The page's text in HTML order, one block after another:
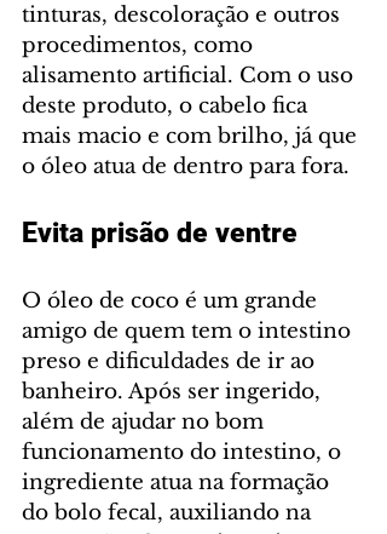
tinturas, descoloração e outros
procedimentos, como
alisamento artificial. Com o uso
deste produto, o cabelo fica
mais macio e com brilho, já que
o óleo atua de dentro para fora.
Evita prisão de ventre
O óleo de coco é um grande
amigo de quem tem o intestino
preso e dificuldades de ir ao
banheiro. Após ser ingerido,
além de ajudar no bom
funcionamento do intestino, o
ingrediente atua na formação
do bolo fecal, auxiliando na